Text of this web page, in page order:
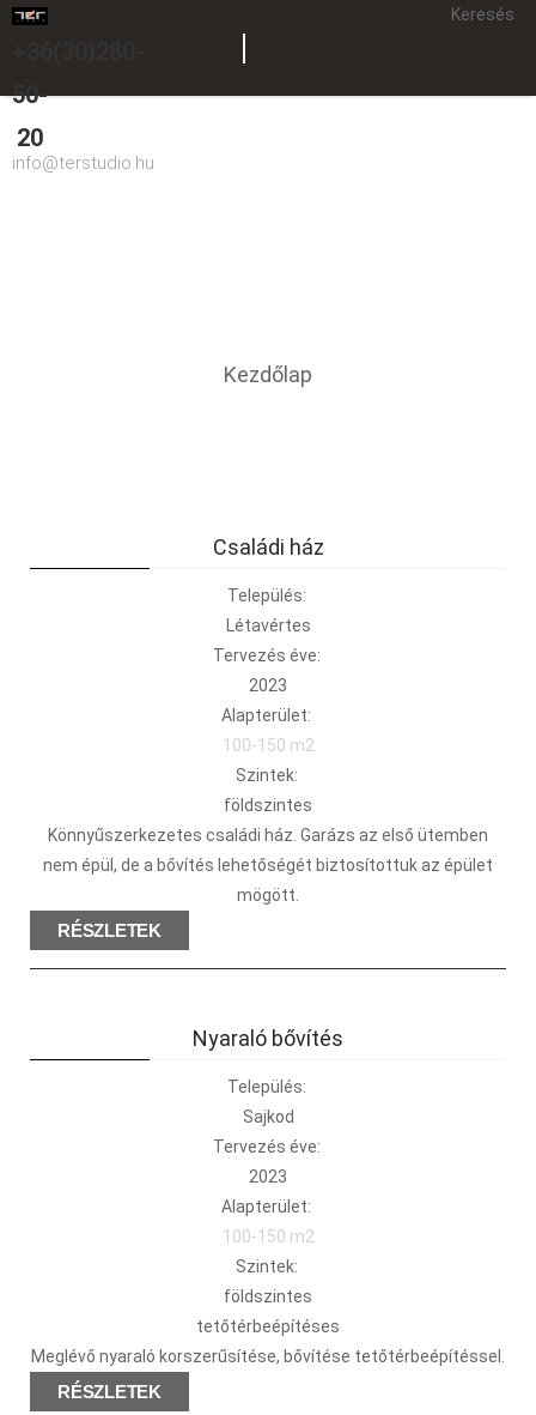
50-
20
info@terstudio.hu
Keresés
Kezdőlap
Családi ház
Település:
Létavértes
Tervezés éve:
2023
Alapterület:
100-150 m2
Szintek:
földszintes
Könnyűszerkezetes családi ház. Garázs az első ütemben
nem épül, de a bővítés lehetőségét biztosítottuk az épület
mögött.
RÉSZLETEK
Nyaraló bővítés
Település:
Sajkod
Tervezés éve:
2023
Alapterület:
100-150 m2
Szintek:
földszintes
tetőtérbeépítéses
Meglévő nyaraló korszerűsítése, bővítése tetőtérbeépítéssel.
RÉSZLETEK